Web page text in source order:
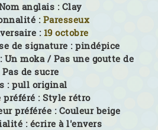
anglais : Clay
: Paresseux
:19 octobre
de signature :pindépice
Un moka / Pas une goutte de
de sucre
:pull original
préféré :Style rétro
préférée :Couleur beige
: écrire à l'envers